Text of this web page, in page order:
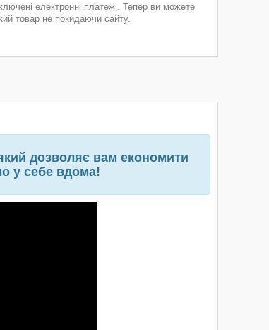
електронні платежі. Тепер ви можете
товар не покидаючи сайту.
дозволяє вам економити
у себе вдома!